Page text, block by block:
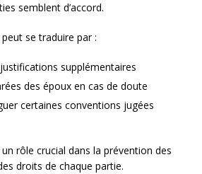
semblent d’accord.
se traduire par :
supplémentaires
des époux en cas de doute
certaines conventions jugées
rôle crucial dans la prévention des
droits de chaque partie.